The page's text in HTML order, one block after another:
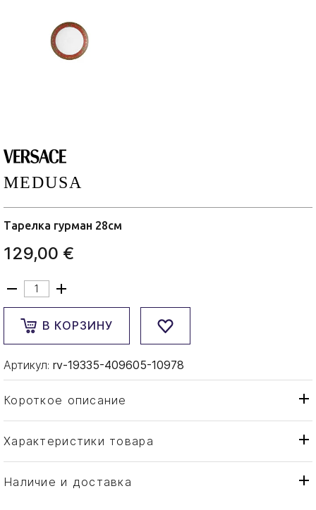
MEDUSA
Тарелка гурман 28см
129,00 €
В КОРЗИНУ
Артикул: rv-19335-409605-10978
Короткое описание
Характеристики товара
Тип товара
Тарелка
Бренд
Наличие и доставка